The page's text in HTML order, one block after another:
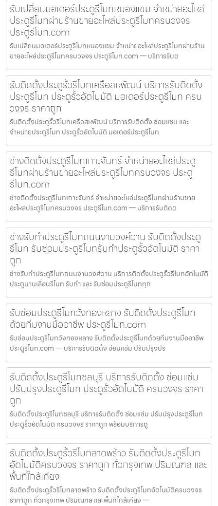
รับเปลี่ยนมอเตอร์ประตูรีโมทหนองแขม จำหน่ายอะไหล่
ประตูรีโมทผ่านร้านขายอะไหล่ประตูรีโมทครบวงจร
ประตูรีโมท.com
รับเปลี่ยนมอเตอร์ประตูรีโมทหนองแขม จำหน่ายอะไหล่ประตูรีโมทผ่านร้าน
ขายอะไหล่ประตูรีโมทครบวงจร ประตูรีโมท.com — บริการรับต
รับติดตั้งประตูรั้วรีโมทเครือสหพัฒน์ บริการรับติดตั้ง
ประตูรีโมท ประตูรั้วอัตโนมัติ มอเตอร์ประตูรีโมท ครบ
วงจร ราคาถูก
รับติดตั้งประตูรั้วรีโมทเครือสหพัฒน์ บริการรับติดตั้ง ซ่อมแซม และ
จำหน่ายประตูรีโมท ประตูรั้วอัตโนมัติ มอเตอร์ประตูรีโมท
ช่างติดตั้งประตูรีโมทเกาะจันทร์ จำหน่ายอะไหล่ประตู
รีโมทผ่านร้านขายอะไหล่ประตูรีโมทครบวงจร ประตู
รีโมท.com
ช่างติดตั้งประตูรีโมทเกาะจันทร์ จำหน่ายอะไหล่ประตูรีโมทผ่านร้านขาย
อะไหล่ประตูรีโมทครบวงจร ประตูรีโมท.com — บริการรับติดต
ช่างรับทำประตูรีโมทถนนงามวงศ์วาน รับติดตั้งประตู
รีโมท รับซ่อมประตูรีโมทรับทำประตูรั้วอัตโนมัติ ราคา
ถูก
ช่างรับทำประตูรีโมทถนนงามวงศ์วาน บริการติดตั้งประตูรั้วรีโมทอัตโนมัติ
ประตูบานเลื่อนรีโมท รับทำ และ รับซ่อมประตูรีโมททุก
รับซ่อมประตูรีโมทวังทองหลาง รับติดตั้งประตูรีโมท
ด้วยทีมงานมืออาชีพ ประตูรีโมท.com
รับซ่อมประตูรีโมทวังทองหลาง รับติดตั้งประตูรีโมทด้วยทีมงานมืออาชีพ
ประตูรีโมท.com — บริการรับติดตั้ง ซ่อมแซ่ม ปรับปรุงปร
รับติดตั้งประตูรีโมทชลบุรี บริการรับติดตั้ง ซ่อมแซ่ม
ปรับปรุงประตูรีโมท ประตูรั้วอัตโนมัติ ครบวงจร ราคา
ถูก
รับติดตั้งประตูรีโมทชลบุรี บริการรับติดตั้ง ซ่อมแซ่ม ปรับปรุงประตูรีโมท
ประตูรั้วอัตโนมัติ ครบวงจร ราคาถูก พร้อมบริการดู
รับติดตั้งประตูรั้วรีโมทลาดพร้าว รับติดตั้งประตูรีโมท
อัตโนมัติครบวงจร ราคาถูก ทั่วกรุงเทพ ปริมณฑล และ
พื้นที่ใกล้เคียง
รับติดตั้งประตูรั้วรีโมทลาดพร้าว รับติดตั้งประตูรีโมทอัตโนมัติครบวงจร
ราคาถูก ทั่วกรุงเทพ ปริมณฑล และพื้นที่ใกล้เคียง —